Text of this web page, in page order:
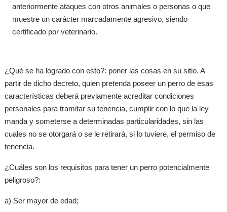
anteriormente ataques con otros animales o personas o que
muestre un carácter marcadamente agresivo, siendo
certificado por veterinario.
¿Qué se ha logrado con esto?: poner las cosas en su sitio. A
partir de dicho decreto, quien pretenda poseer un perro de esas
características deberá previamente acreditar condiciones
personales para tramitar su tenencia, cumplir con lo que la ley
manda y someterse a determinadas particularidades, sin las
cuales no se otorgará o se le retirará, si lo tuviere, el permiso de
tenencia.
¿Cuáles son los requisitos para tener un perro potencialmente
peligroso?:
a) Ser mayor de edad;